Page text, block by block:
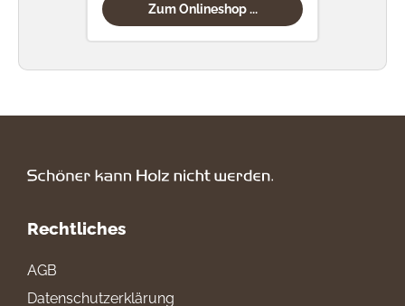
Zum Onlineshop ...
Rechtliches
AGB
Datenschutzerklärung